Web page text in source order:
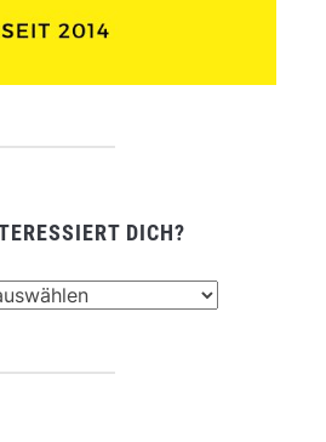
DICH?